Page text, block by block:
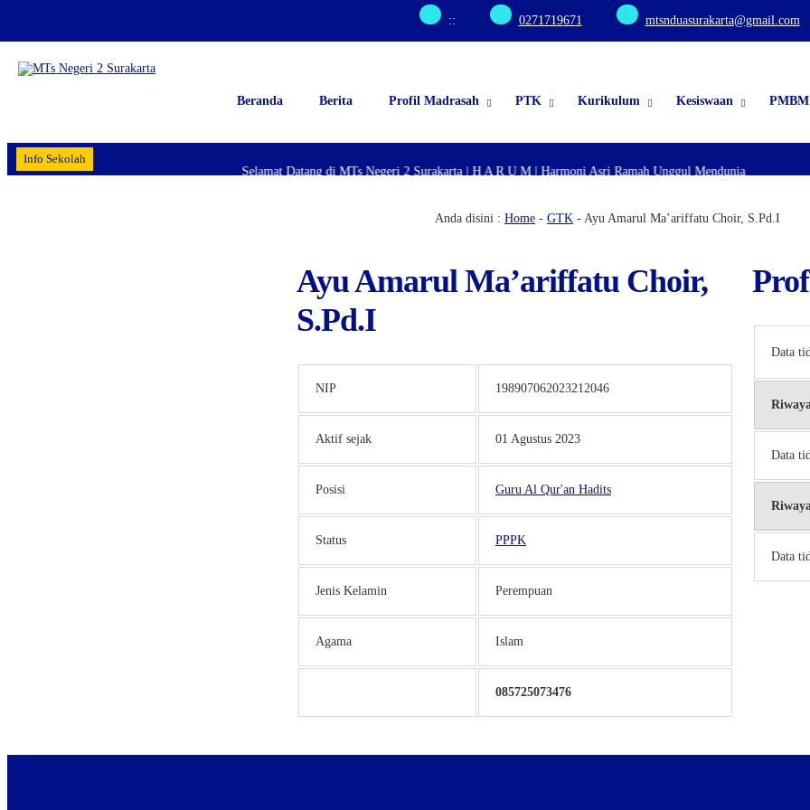
:: 0271719671 mtsnduasurakarta@gmail.com
Beranda Berita Profil Madrasah PTK Kurikulum Kesiswaan PMBM
Info Sekolah
Selamat Datang di MTs Negeri 2 Surakarta | H A R U M | Harmoni Asri Ramah Unggul Mendunia
Anda disini : Home - GTK - Ayu Amarul Ma’ariffatu Choir, S.Pd.I
Ayu Amarul Ma’ariffatu Choir,
S.Pd.I
NIP 198907062023212046
Aktif sejak 01 Agustus 2023
Posisi Guru Al Qur'an Hadits
Status PPPK
Jenis Kelamin Perempuan
Agama Islam
085725073476
Data
Data
Data